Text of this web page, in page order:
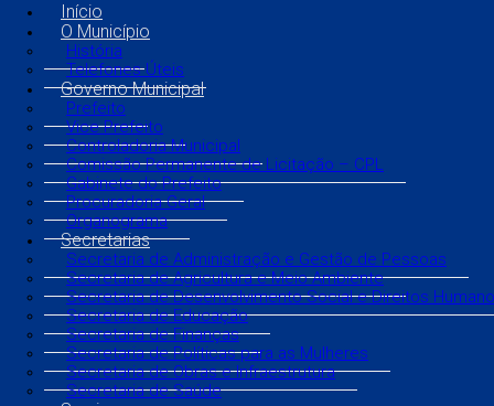
Início
O Município
História
Telefones Úteis
Governo Municipal
Prefeito
Vice Prefeito
Controladoria Municipal
Comissão Permanente de Licitação – CPL
Gabinete do Prefeito
Procuradoria Geral
Organograma
Secretarias
Secretaria de Administração e Gestão de Pessoas
Secretaria de Agricultura e Meio Ambiente
Secretaria de Desenvolvimento Social e Direitos
Secretaria de Educação
Secretaria de Finanças
Secretaria de Políticas para as Mulheres
Secretaria de Obras e Infraestrutura
Secretaria de Saúde